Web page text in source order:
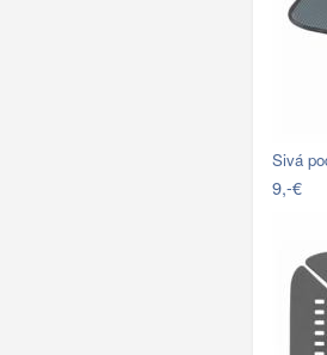
Sivá
9,-€